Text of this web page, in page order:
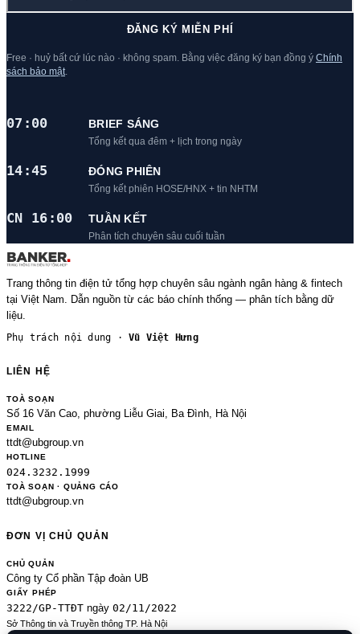
ĐĂNG KÝ MIỄN PHÍ
Free · huỷ bất cứ lúc nào · không spam. Bằng việc đăng ký bạn đồng ý Chính
sách bảo mật
07:00 BRIEF SÁNG
Tổng kết qua đêm + lịch trong ngày
14:45 ĐÓNG PHIÊN
Tổng kết phiên HOSE/HNX + tin NHTM
CN 16:00 TUẦN KẾT
Phân tích chuyên sâu cuối tuần
Trang thông tin điện tử tổng hợp chuyên sâu ngành ngân hàng & fintech
tại Việt Nam. Dẫn nguồn từ các báo chính thống — phân tích bằng dữ
liệu.
Phụ trách nội dung ·Vũ Việt Hưng
LIÊN HỆ
TOÀ SOẠN
Số 16 Văn Cao, phường Liễu Giai, Ba Đình, Hà Nội
EMAIL
ttdt@ubgroup.vn
HOTLINE
024.3232.1999
TOÀ SOẠN · QUẢNG CÁO
ttdt@ubgroup.vn
ĐƠN VỊ CHỦ QUẢN
CHỦ QUẢN
Công ty Cổ phần Tập đoàn UB
GIẤY PHÉP
3222/GP-TTĐT ngày 02/11/2022
Sở Thông tin và Truyền thông TP. Hà Nội